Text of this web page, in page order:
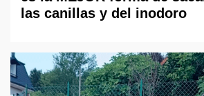
las canillas y del inodoro